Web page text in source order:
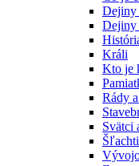
Dejiny
Dejiny
Králi
Kto je
Rády
Svätci